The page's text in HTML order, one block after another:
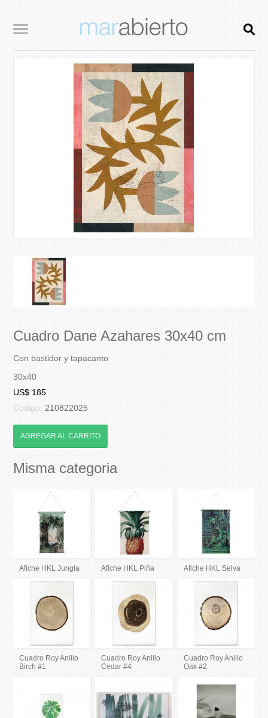
Cuadro Dane Azahares 30x40 cm
Con bastidor y tapacanto
30x40
US$ 185
Código: 210822025
AGREGAR AL CARRITO
Misma categoria
Afiche HKL Jungla Afiche HKL Piña Afiche HKL Selva
Cuadro Roy Anillo
Birch #1
Cuadro Roy Anillo
Cedar #4
Cuadro Roy Anillo
Oak #2